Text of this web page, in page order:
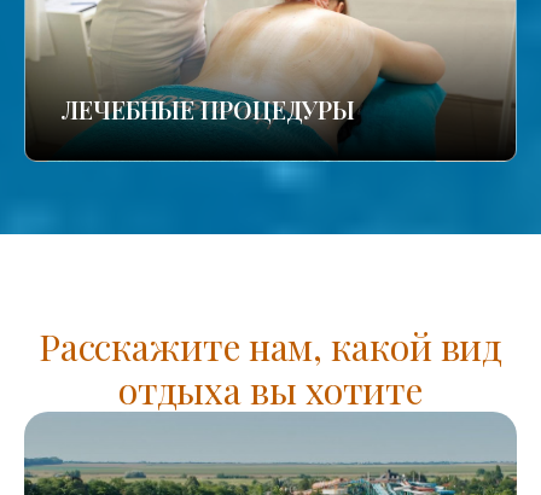
ЛЕЧЕБНЫЕ ПРОЦЕДУРЫ
Расскажите нам, какой вид
отдыха вы хотите